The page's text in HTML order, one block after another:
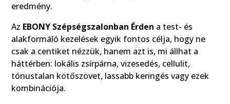
eredmény.
Az EBONY Szépségszalonban Érden a test- és
alakformáló kezelések egyik fontos célja, hogy ne
csak a centiket nézzük, hanem azt is, mi állhat a
háttérben: lokális zsírpárna, vizesedés, cellulit,
tónustalan kötőszövet, lassabb keringés vagy ezek
kombinációja.